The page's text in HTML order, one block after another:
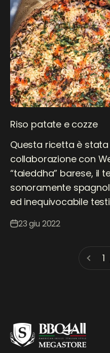
Riso patate e cozze
Questa ricetta è
collaborazione con
“taieddha” barese, il
sonoramente
ed inequivocabile
23 giu 2022